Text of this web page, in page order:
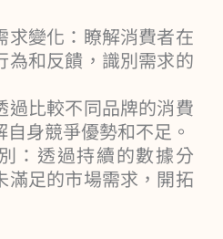
求變化：瞭解消費者在
為和反饋，識別需求的
過比較不同品牌的消費
身競爭優勢和不足。
：透過持續的數據分
滿足的市場需求，開拓